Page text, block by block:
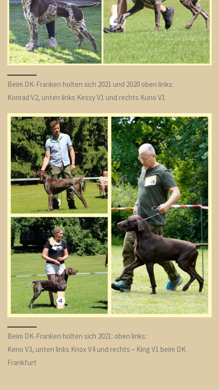
Beim DK-Franken holten sich 2021 und 2020 oben links:
Konrad V2, unten links Kessy V1 und rechts Kuno V1
Beim DK-Franken holten sich 2021: oben links:
Keno V3, unten links Knox V4 und rechts – King V1 beim DK
Frankfurt